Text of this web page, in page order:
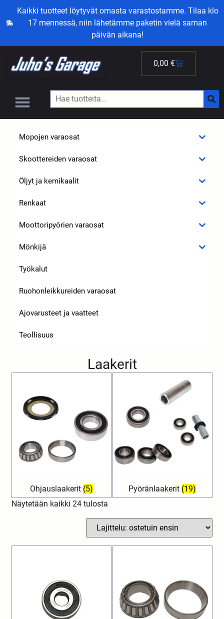
Kaikki tuotteet löytyvät omasta varastostamme. Tilaa klo
17 mennessä, niin lähetämme paketin vielä saman
päivän aikana!
0,00 €
Mopojen varaosat
Skoottereiden varaosat
Öljyt ja kemikaalit
Renkaat
Moottoripyörien varaosat
Mönkijä
Työkalut
Ruohonleikkureiden varaosat
Ajovarusteet ja vaatteet
Teollisuus
Laakerit
Ohjauslaakerit (5) Pyöränlaakerit (19)
Näytetään kaikki 24 tulosta